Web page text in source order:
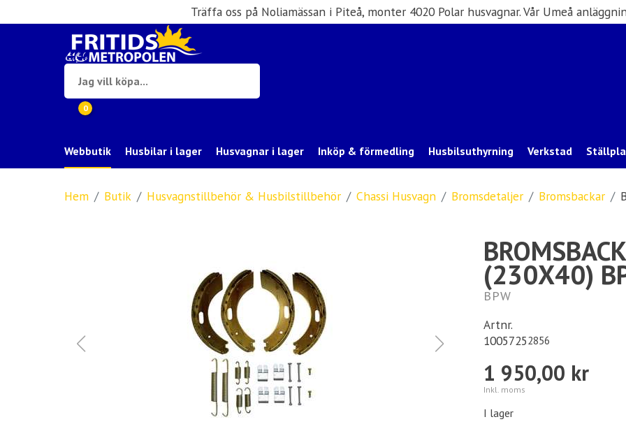
Träffa oss på Noliamässan i Piteå, monter 4020 Polar husvagnar. Vår Umeå
0
Webbutik Husbilar i lager Husvagnar i lager Inköp & förmedling Husbilsuthyrning Verkstad
Hem Butik Husvagnstillbehör & Husbilstillbehör Chassi Husvagn Bromsdetaljer Bromsbackar
(230X40)
BPW
Artnr.
10057252856
1 950,00 kr
Inkl. moms
I lager